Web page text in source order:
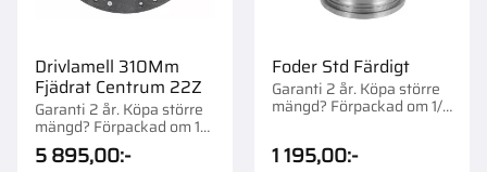
Drivlamell 310Mm
Fjädrat Centrum 22Z
Garanti 2 år. Köpa större
mängd? Förpackad om 1
st.
5 895,00:-
Foder Std Färdigt
Garanti 2 år. Köpa större
mängd? Förpackad om 1/6
1 195,00:-